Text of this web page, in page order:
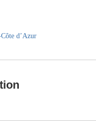
d’Azur